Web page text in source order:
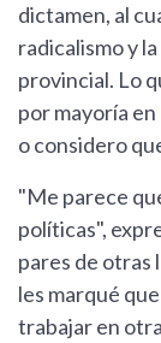
dictamen, al
radicalismo y
provincial. Lo
por mayoría
o considero
"Me parece
políticas",
pares de otras
les marqué
trabajar en